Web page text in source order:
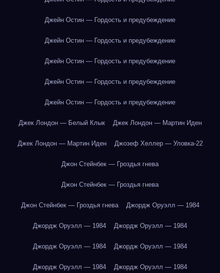
Джейн Остин — Гордость и предубеждение
Джейн Остин — Гордость и предубеждение
Джейн Остин — Гордость и предубеждение
Джейн Остин — Гордость и предубеждение
Джейн Остин — Гордость и предубеждение
Джек Лондон — Белый Клык Джек Лондон — Мартин Иден
Джек Лондон — Мартин Иден Джозеф Хеллер — Уловка-22
Джон Стейнбек — Гроздья гнева
Джон Стейнбек — Гроздья гнева
Джон Стейнбек — Гроздья гнева Джордж Оруэлл — 1984
Джордж Оруэлл — 1984 Джордж Оруэлл — 1984
Джордж Оруэлл — 1984 Джордж Оруэлл — 1984
Джордж Оруэлл — 1984 Джордж Оруэлл — 1984